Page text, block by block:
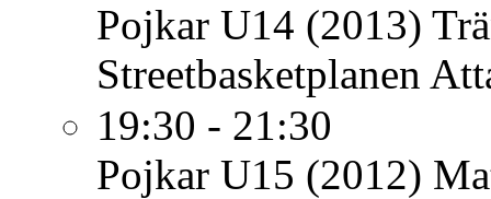
Pojkar U14 (2013)
Streetbasketplanen
19:30 - 21:30
Pojkar U15 (2012)